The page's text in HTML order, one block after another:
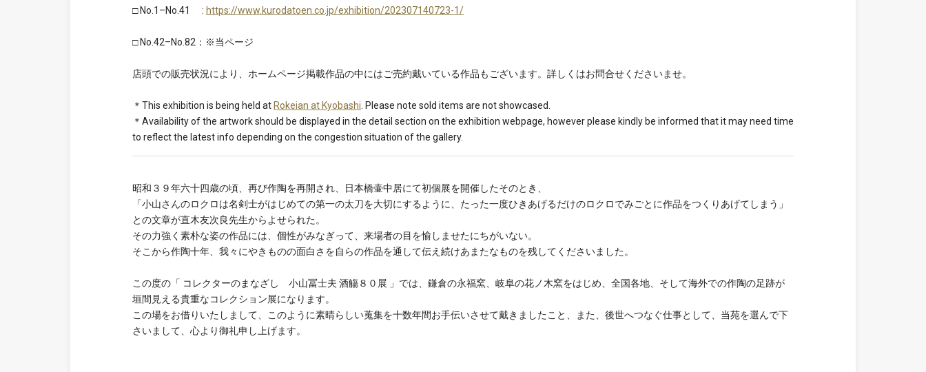
□ No.1–No.41 : https://www.kurodatoen.co.jp/exhibition/202307140723-1/
□ No.42–No.82：※当ページ
店頭での販売状況により、ホームページ掲載作品の中にはご売約戴いている作品もございます。詳しくはお問合せくださいませ。
＊This exhibition is being held at Rokeian at Kyobashi . Please note sold items are not showcased.
＊Availability of the artwork should be displayed in the detail section on the exhibition webpage, however please kindly be informed that it may need time
to reflect the latest info depending on the congestion situation of the gallery.
昭和３９年六十四歳の頃、再び作陶を再開され、日本橋壷中居にて初個展を開催したそのとき、
「小山さんのロクロは名剣士がはじめての第一の太刀を大切にするように、たった一度ひきあげるだけのロクロでみごとに作品をつくりあげてしまう」
との文章が直木友次良先生からよせられた。
その力強く素朴な姿の作品には、個性がみなぎって、来場者の目を愉しませたにちがいない。
そこから作陶十年、我々にやきものの面白さを自らの作品を通して伝え続けあまたなものを残してくださいました。
この度の「 コレクターのまなざし 小山冨士夫 酒觴８０展 」では、鎌倉の永福窯、岐阜の花ノ木窯をはじめ、全国各地、そして海外での作陶の足跡が
垣間見える貴重なコレクション展になります。
この場をお借りいたしまして、このように素晴らしい蒐集を十数年間お手伝いさせて戴きましたこと、また、後世へつなぐ仕事として、当苑を選んで下
さいまして、心より御礼申し上げます。